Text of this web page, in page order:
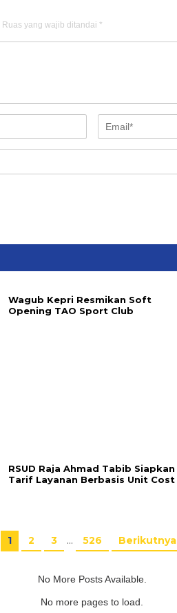
Ruas yang wajib ditandai *
Wagub Kepri Resmikan Soft
Opening TAO Sport Club
RSUD Raja Ahmad Tabib Siapkan
Tarif Layanan Berbasis Unit Cost
1 2 3 … 526 Berikutnya
No More Posts Available.
No more pages to load.